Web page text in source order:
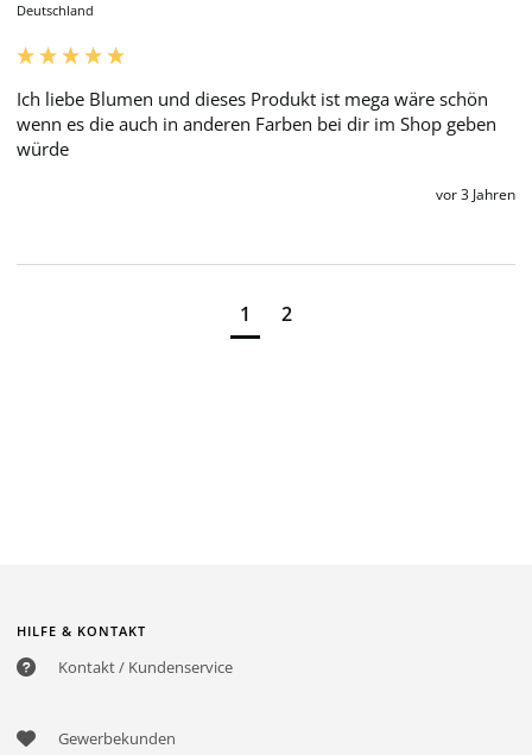
Deutschland
Ich liebe Blumen und dieses Produkt ist mega wäre schön
wenn es die auch in anderen Farben bei dir im Shop geben
würde
vor 3 Jahren
1 2
HILFE & KONTAKT
Kontakt / Kundenservice
Gewerbekunden